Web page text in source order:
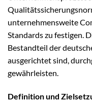
unternehmensweite
Standards zu festigen.
Bestandteil der
ausgerichtet sind,
gewährleisten.
Definition und